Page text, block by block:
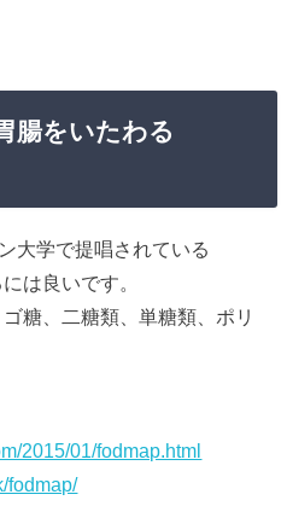
腸をいたわる
大学で提唱されている
は良いです。
糖、二糖類、単糖類、ポリ
2015/01/fodmap.html
fodmap/